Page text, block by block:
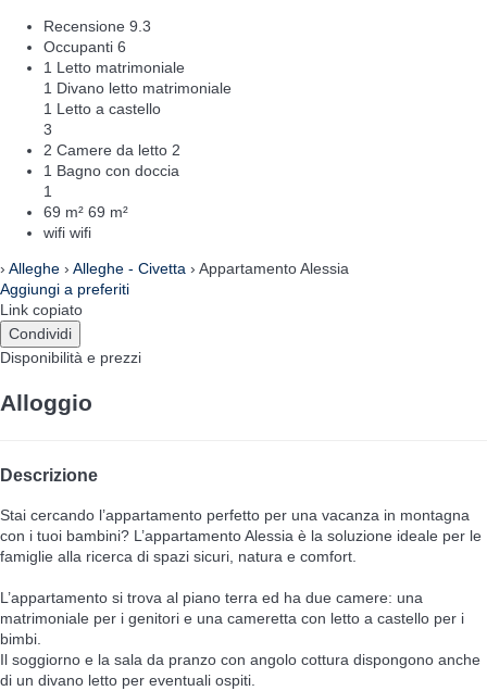
Recensione 9.3
Occupanti 6
1 Letto matrimoniale
1 Divano letto matrimoniale
1 Letto a castello
3
2 Camere da letto 2
1 Bagno con doccia
1
69 m² 69 m²
wifi wifi
› Alleghe › Alleghe - Civetta › Appartamento Alessia
Aggiungi a preferiti
Link copiato
Condividi
Disponibilità e prezzi
Alloggio
Descrizione
Stai cercando l’appartamento perfetto per una vacanza in montagna
con i tuoi bambini? L’appartamento Alessia è la soluzione ideale per le
famiglie alla ricerca di spazi sicuri, natura e comfort.
L’appartamento si trova al piano terra ed ha due camere: una
matrimoniale per i genitori e una cameretta con letto a castello per i
bimbi.
Il soggiorno e la sala da pranzo con angolo cottura dispongono anche
di un divano letto per eventuali ospiti.